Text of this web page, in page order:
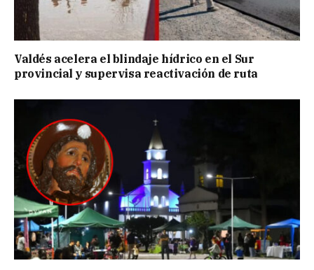
Valdés acelera el blindaje hídrico en el Sur
provincial y supervisa reactivación de ruta